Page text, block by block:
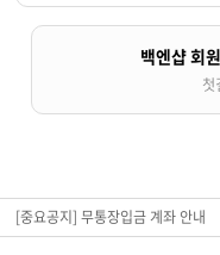
백엔샵 회
[중요공지] 무통장입금 계좌 안내